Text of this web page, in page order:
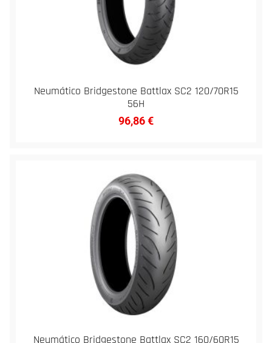
Neumático Bridgestone Battlax SC2 120/70R15
56H
96,86€
Neumático Bridgestone Battlax SC2 160/60R15